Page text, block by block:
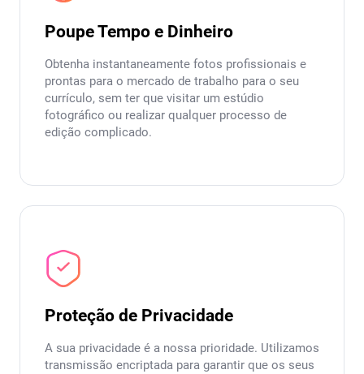
Poupe Tempo e Dinheiro
Obtenha instantaneamente fotos profissionais e
prontas para o mercado de trabalho para o seu
currículo, sem ter que visitar um estúdio
fotográfico ou realizar qualquer processo de
edição complicado.
Proteção de Privacidade
A sua privacidade é a nossa prioridade. Utilizamos
transmissão encriptada para garantir que os seus